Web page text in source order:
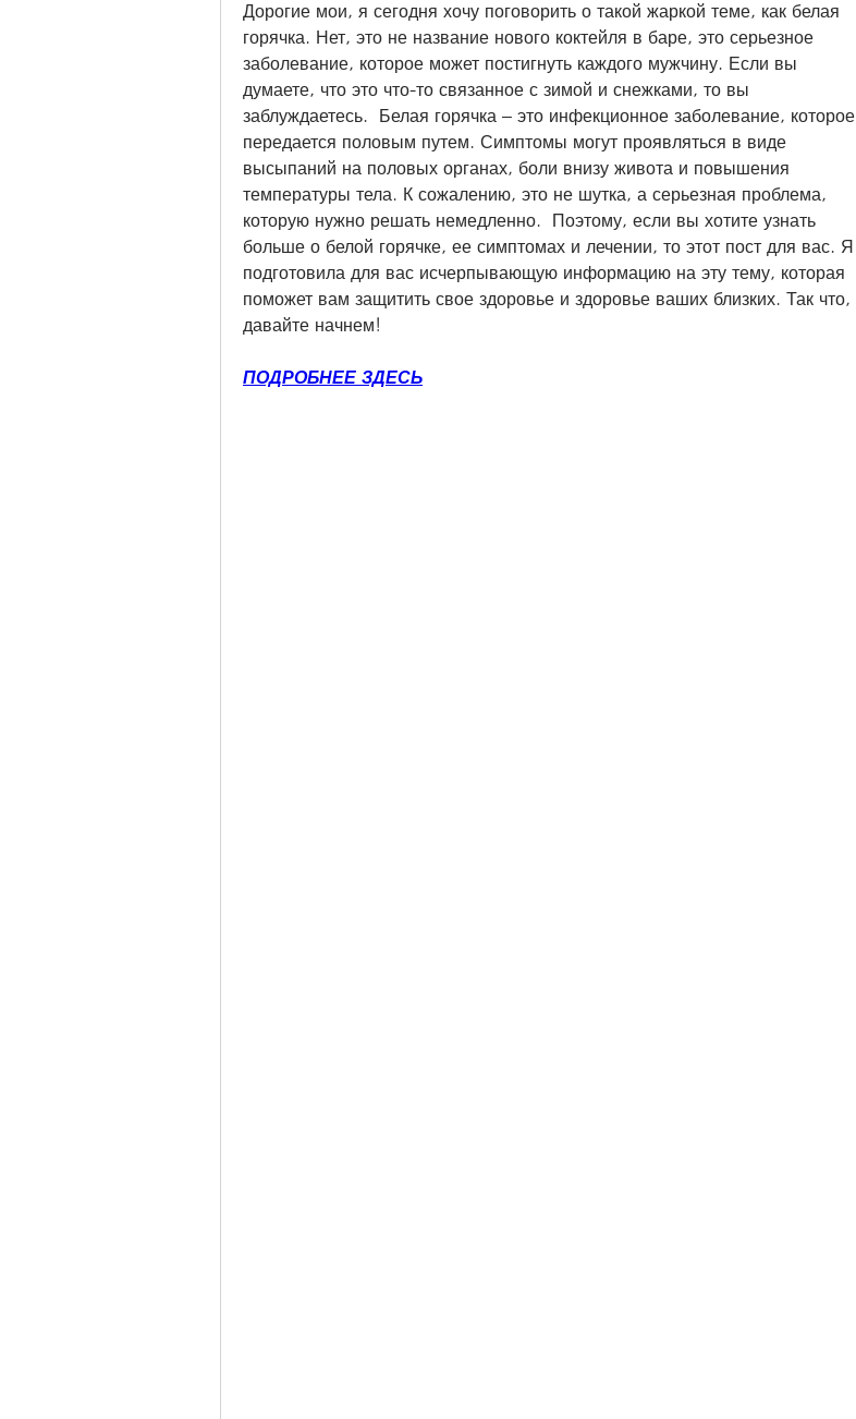
Дорогие мои, я сегодня хочу поговорить о такой жаркой теме, как белая
горячка. Нет, это не название нового коктейля в баре, это серьезное
заболевание, которое может постигнуть каждого мужчину. Если вы
думаете, что это что-то связанное с зимой и снежками, то вы
заблуждаетесь.  Белая горячка – это инфекционное заболевание, которое
передается половым путем. Симптомы могут проявляться в виде
высыпаний на половых органах, боли внизу живота и повышения
температуры тела. К сожалению, это не шутка, а серьезная проблема,
которую нужно решать немедленно.  Поэтому, если вы хотите узнать
больше о белой горячке, ее симптомах и лечении, то этот пост для вас. Я
подготовила для вас исчерпывающую информацию на эту тему, которая
поможет вам защитить свое здоровье и здоровье ваших близких. Так что,
давайте начнем!
ПОДРОБНЕЕ ЗДЕСЬ